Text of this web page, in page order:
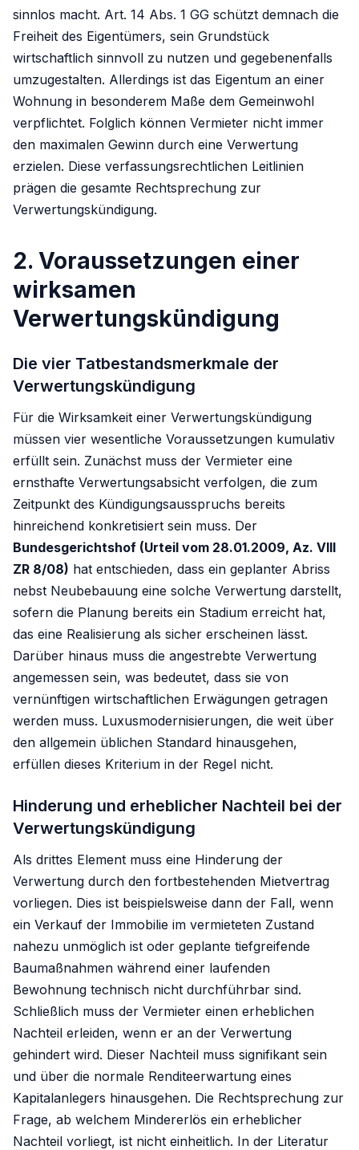
sinnlos macht. Art. 14 Abs. 1 GG schützt demnach die
Freiheit des Eigentümers, sein Grundstück
wirtschaftlich sinnvoll zu nutzen und gegebenenfalls
umzugestalten. Allerdings ist das Eigentum an einer
Wohnung in besonderem Maße dem Gemeinwohl
verpflichtet. Folglich können Vermieter nicht immer
den maximalen Gewinn durch eine Verwertung
erzielen. Diese verfassungsrechtlichen Leitlinien
prägen die gesamte Rechtsprechung zur
Verwertungskündigung.
2. Voraussetzungen einer
wirksamen
Verwertungskündigung
Die vier Tatbestandsmerkmale der
Verwertungskündigung
Für die Wirksamkeit einer Verwertungskündigung
müssen vier wesentliche Voraussetzungen kumulativ
erfüllt sein. Zunächst muss der Vermieter eine
ernsthafte Verwertungsabsicht verfolgen, die zum
Zeitpunkt des Kündigungsausspruchs bereits
hinreichend konkretisiert sein muss. Der
Bundesgerichtshof (Urteil vom 28.01.2009, Az. VIII
ZR 8/08) hat entschieden, dass ein geplanter Abriss
nebst Neubebauung eine solche Verwertung darstellt,
sofern die Planung bereits ein Stadium erreicht hat,
das eine Realisierung als sicher erscheinen lässt.
Darüber hinaus muss die angestrebte Verwertung
angemessen sein, was bedeutet, dass sie von
vernünftigen wirtschaftlichen Erwägungen getragen
werden muss. Luxusmodernisierungen, die weit über
den allgemein üblichen Standard hinausgehen,
erfüllen dieses Kriterium in der Regel nicht.
Hinderung und erheblicher Nachteil bei der
Verwertungskündigung
Als drittes Element muss eine Hinderung der
Verwertung durch den fortbestehenden Mietvertrag
vorliegen. Dies ist beispielsweise dann der Fall, wenn
ein Verkauf der Immobilie im vermieteten Zustand
nahezu unmöglich ist oder geplante tiefgreifende
Baumaßnahmen während einer laufenden
Bewohnung technisch nicht durchführbar sind.
Schließlich muss der Vermieter einen erheblichen
Nachteil erleiden, wenn er an der Verwertung
gehindert wird. Dieser Nachteil muss signifikant sein
und über die normale Renditeerwartung eines
Kapitalanlegers hinausgehen. Die Rechtsprechung zur
Frage, ab welchem Mindererlös ein erheblicher
Nachteil vorliegt, ist nicht einheitlich. In der Literatur